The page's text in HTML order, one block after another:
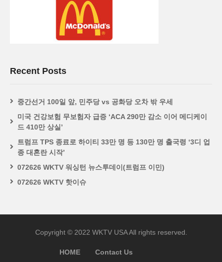
Recent Posts
중간선거 100일 앞, 민주당 vs 공화당 오차 밖 우세
미국 건강보험 무보험자 급증 ‘ACA 290만 감소 이어 메디케이
드 410만 상실’
트럼프 TPS 종료로 하이티 33만 명 등 130만 명 출국령 ‘3디 업
종 대혼란 시작’
072626 WKTV 워싱턴 뉴스투데이(트럼프 이민)
072626 WKTV 핫이슈
Copyright © 2022 WKTV USA All rights reserved.
HOME Contact Us